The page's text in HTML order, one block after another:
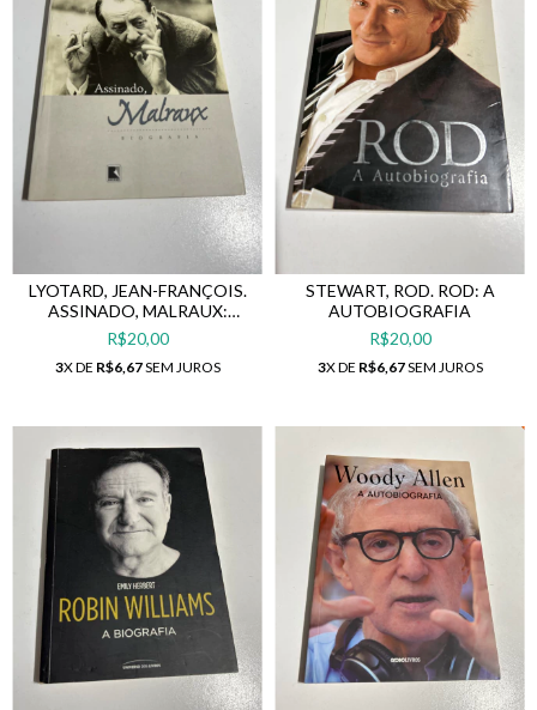
LYOTARD, JEAN-FRANÇOIS.
ASSINADO, MALRAUX:
BIOGRAFIA
R$20,00
3X DE R$6,67SEM JUROS
STEWART, ROD. ROD: A
AUTOBIOGRAFIA
R$20,00
3X DE R$6,67SEM JUROS